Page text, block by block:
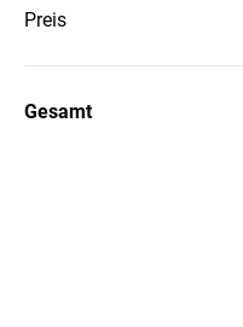
Preis
Gesamt